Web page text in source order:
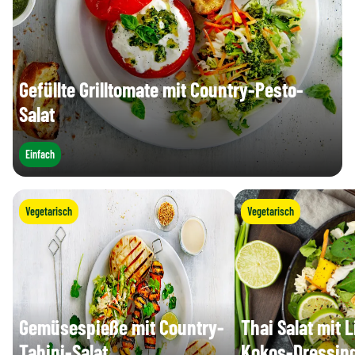
Gefüllte Grilltomate mit Country-Pesto-
Salat
Einfach
Vegetarisch
Gemüsespieße mit Country-
Vegetarisch
Thai Salat mit